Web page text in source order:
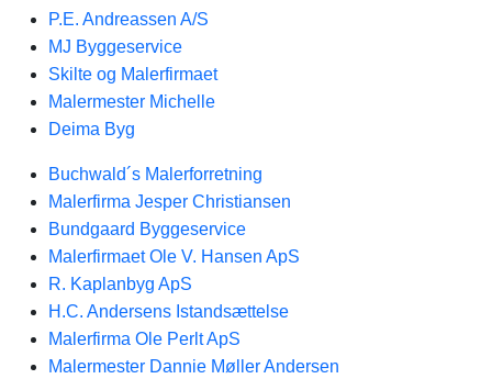
P.E. Andreassen A/S
MJ Byggeservice
Skilte og Malerfirmaet
Malermester Michelle
Deima Byg
Buchwald´s Malerforretning
Malerfirma Jesper Christiansen
Bundgaard Byggeservice
Malerfirmaet Ole V. Hansen ApS
R. Kaplanbyg ApS
H.C. Andersens Istandsættelse
Malerfirma Ole Perlt ApS
Malermester Dannie Møller Andersen